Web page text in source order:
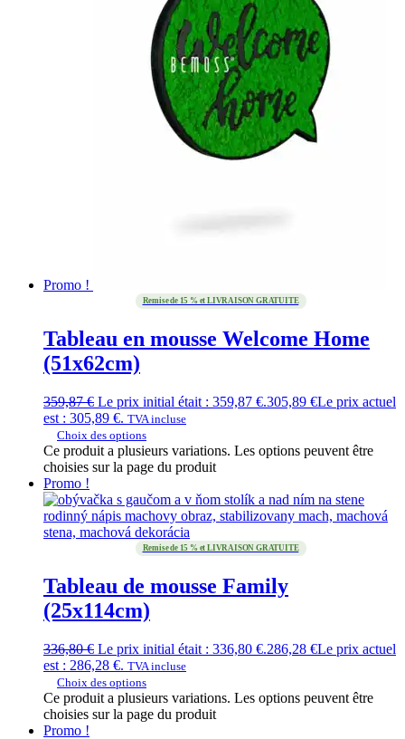
Promo !
Remise de 15 % et LIVRAISON GRATUITE
Tableau en mousse Welcome Home
(51x62cm)
359,87€ Le prix initial était : 359,87 €.305,89 €Le prix actuel
est : 305,89 €. TVA incluse
Choix des options
Ce produit a plusieurs variations. Les options peuvent être
choisies sur la page du produit
Promo !
Remise de 15 % et LIVRAISON GRATUITE
Tableau de mousse Family
(25x114cm)
336,80€ Le prix initial était : 336,80 €.286,28 €Le prix actuel
est : 286,28 €. TVA incluse
Choix des options
Ce produit a plusieurs variations. Les options peuvent être
choisies sur la page du produit
Promo !